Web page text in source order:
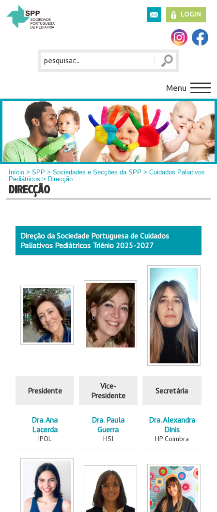
LOGIN
Menu
Início >SPP >Sociedades e Secções da SPP >Cuidados Paliativos
Pediátricos > Direcção
DIRECÇÃO
Direção da Sociedade Portuguesa de Cuidados
Paliativos Pediátricos Triénio 2025-2027
Presidente
Vice-
Presidente
Secretária
Dra. Ana
Lacerda
IPOL
Dra. Paula
Guerra
HSI
Dra. Alexandra
Dinis
HP Coimbra